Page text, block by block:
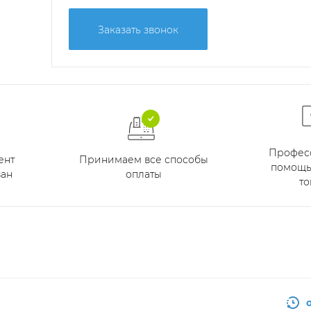
Заказать звонок
Принимаем все способы
оплаты